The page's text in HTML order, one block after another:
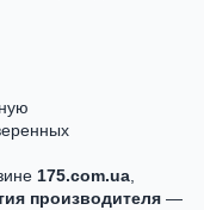
175.com.ua,
производителя —